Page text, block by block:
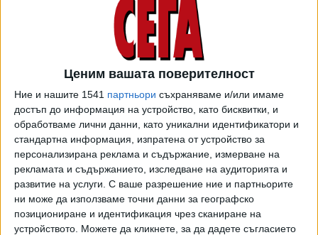
Ценим вашата поверителност
Ние и нашите 1541 партньори съхраняваме и/или имаме
достъп до информация на устройство, като бисквитки, и
обработваме лични данни, като уникални идентификатори и
стандартна информация, изпратена от устройство за
персонализирана реклама и съдържание, измерване на
рекламата и съдържанието, изследване на аудиторията и
развитие на услуги. С ваше разрешение ние и партньорите
ни може да използваме точни данни за географско
позициониране и идентификация чрез сканиране на
устройството. Можете да кликнете, за да дадете съгласието
Синдикатът и работодателската организация предлагат
в тези случаи, държавата да уреди компенсация за
работещите в размер на 75% от осигурителния им
доход. Когато брутното трудово възнаграждение на
работника надхвърля максималния осигурителен доход
за страната, тогава компенсацията трябва да е 75% от
максималния осигурителен доход.
С тези нови разпоредби при принудителен престой във
фирмите, наложен от държавен орган, няма да се налага
държавата да търси компенсации от европейски
програми и да минава през сложни процедури, а парите
ще идват от бюджета.